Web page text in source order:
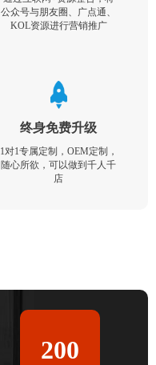
公众号与朋友圈、广点通、
KOL资源进行营销推广
终身免费升级
1对1专属定制，OEM定制，
随心所欲，可以做到千人千
店
200